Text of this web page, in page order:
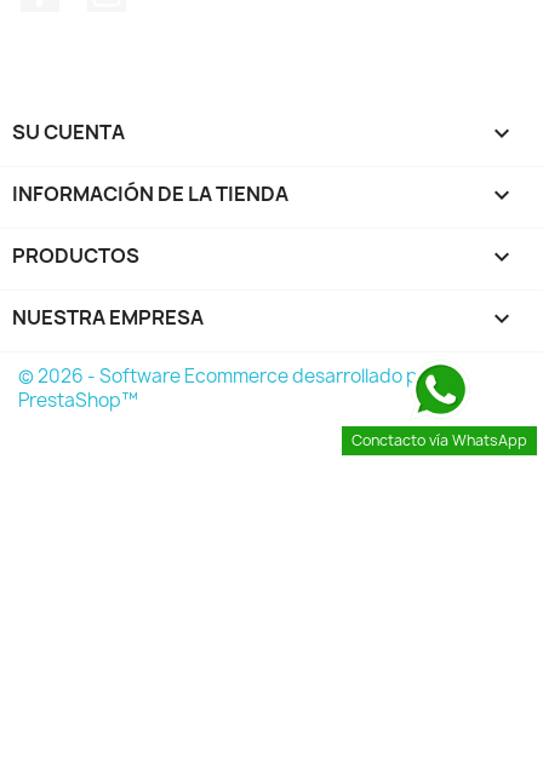
SU CUENTA 
INFORMACIÓN DE LA TIENDA keyboard_arrow_down
PRODUCTOS 
NUESTRA EMPRESA 
© 2026 - Software Ecommerce desarrollado por
PrestaShop™
Conctacto vía WhatsApp